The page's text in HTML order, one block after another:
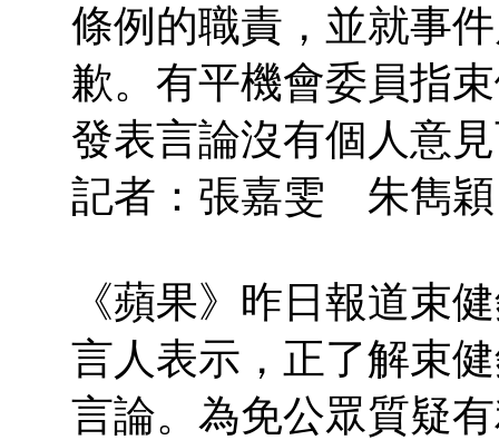
條例的職責，並就事
歉。有平機會委員指
發表言論沒有個人意
記者：張嘉雯 朱雋穎
《蘋果》昨日報道束
言人表示，正了解束
言論。為免公眾質疑